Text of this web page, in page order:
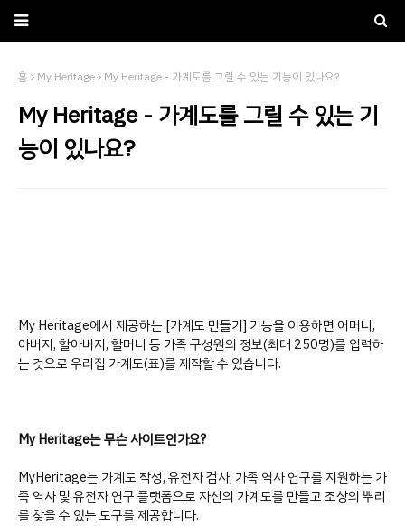
홈 My Heritage My Heritage - 가계도를 그릴 수 있는 기능이 있나요?
My Heritage - 가계도를 그릴 수 있는 기
능이 있나요?
My Heritage에서 제공하는 [가계도 만들기] 기능을 이용하면 어머니,
아버지, 할아버지, 할머니 등 가족 구성원의 정보(최대 250명)를 입력하
는 것으로 우리집 가계도(표)를 제작할 수 있습니다.
My Heritage는 무슨 사이트인가요?
MyHeritage는 가계도 작성, 유전자 검사, 가족 역사 연구를 지원하는 가
족 역사 및 유전자 연구 플랫폼으로 자신의 가계도를 만들고 조상의 뿌리
를 찾을 수 있는 도구를 제공합니다.